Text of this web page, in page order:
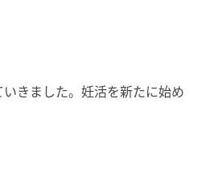
きました。妊活を新たに始め